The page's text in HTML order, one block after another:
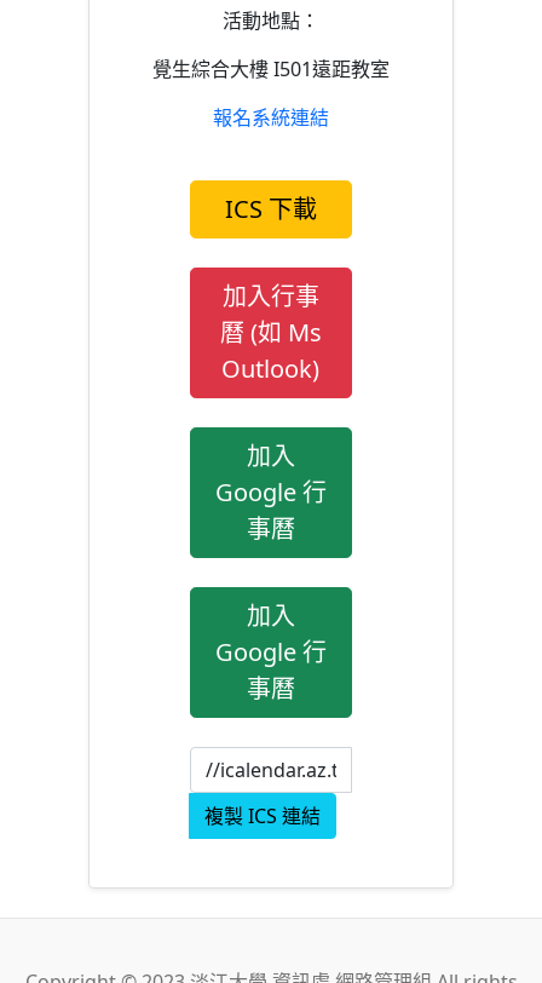
活動地點：
覺生綜合大樓 I501遠距教室
報名系統連結
ICS 下載
加入行事
曆 (如 Ms
Outlook)
加入
Google 行
事曆
加入
Google 行
事曆
複製 ICS 連結